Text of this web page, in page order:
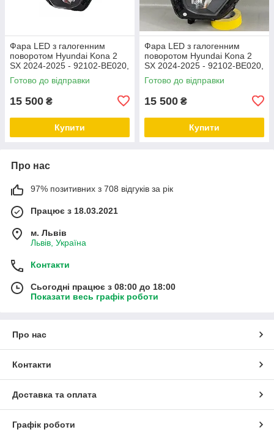
Фара LED з галогенним
поворотом Hyundai Kona 2
SX 2024-2025 - 92102-BE020,
ліва
Готово до відправки
15 500 ₴
Купити
Фара LED з галогенним
поворотом Hyundai Kona 2
SX 2024-2025 - 92102-BE020,
права
Готово до відправки
15 500 ₴
Купити
Про нас
97% позитивних з 708 відгуків за рік
Працює з 18.03.2021
м. Львів
Львів, Україна
Контакти
Сьогодні працює з 08:00 до 18:00
Показати весь графік роботи
Про нас
Контакти
Доставка та оплата
Графік роботи